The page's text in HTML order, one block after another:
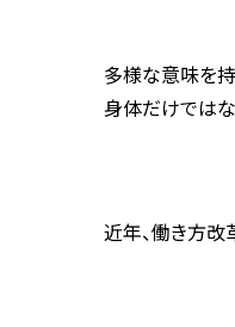
多様な意味を持
身体だけではな
近年、働き方改